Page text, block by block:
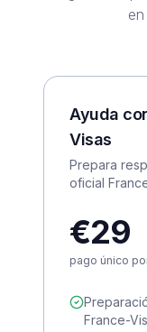
Ayuda
Visas
Prepara
oficial
€29
pago único
France-